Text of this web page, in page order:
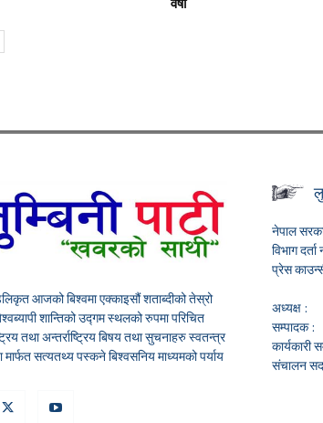
वर्षा
आजको बिश्वमा एक्काइसौं शताब्दीको तेस्रो
शान्तिको उद्गम स्थलको रुपमा परिचित
तथा अन्तर्राष्ट्रिय बिषय तथा सुचनाहरु स्वतन्त्र
मार्फत सत्यतथ्य पस्कने बिश्वसनिय माध्यमको पर्याय
नेपाल
विभाग दर्ता
प्रेस
अध्यक्ष :
सम्पादक :
कार्यकारी
संचालन